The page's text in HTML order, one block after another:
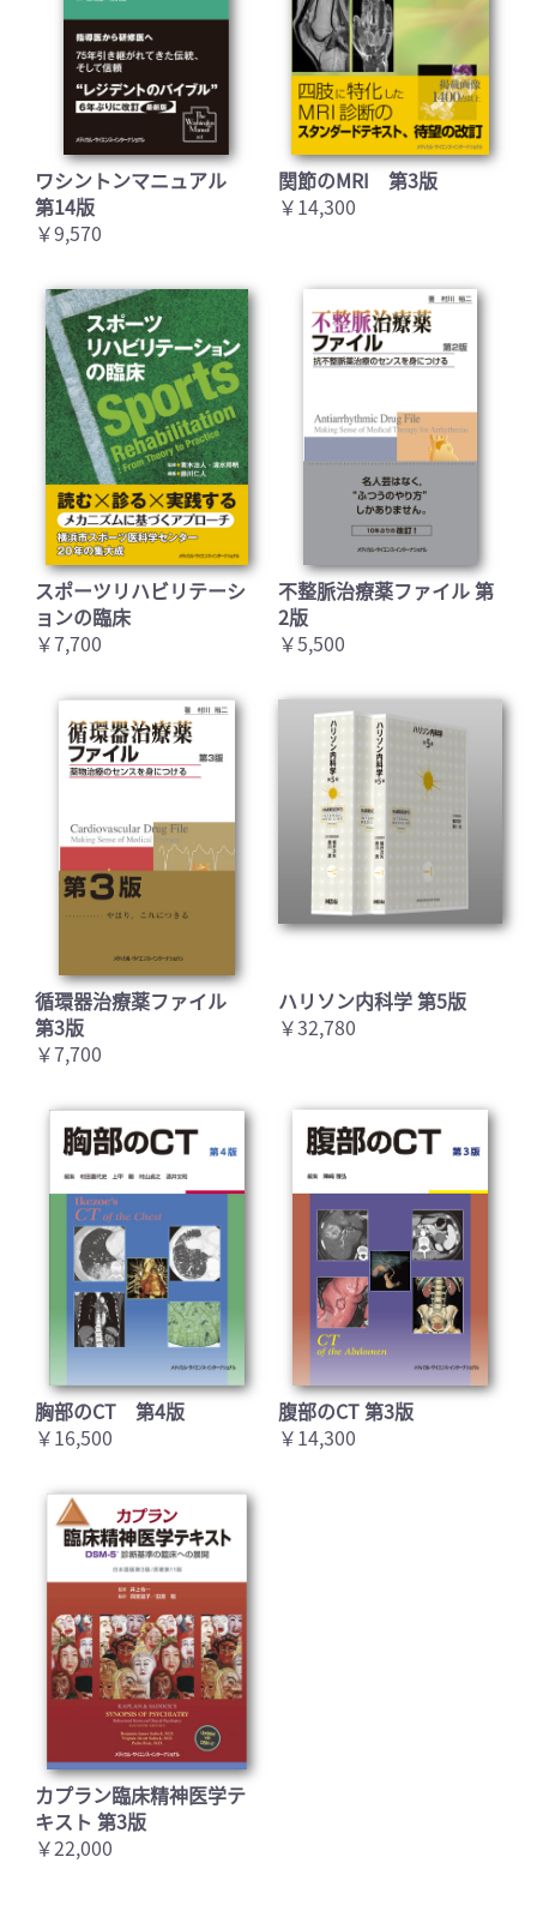
ワシントンマニュアル
第14版
￥9,570
関節のMRI 第3版
￥14,300
スポーツリハビリテーシ
ョンの臨床
￥7,700
不整脈治療薬ファイル 第
2版
￥5,500
循環器治療薬ファイル
第3版
￥7,700
ハリソン内科学 第5版
￥32,780
胸部のCT 第4版
￥16,500
腹部のCT 第3版
￥14,300
カプラン臨床精神医学テ
キスト 第3版
￥22,000